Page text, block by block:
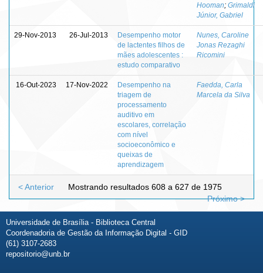
Hooman; Grimaldi
Júnior, Gabriel
29-Nov-2013 26-Jul-2013
Desempenho motor
de lactentes filhos de
mães adolescentes :
estudo comparativo
Nunes, Caroline
Jonas Rezaghi
Ricomini
16-Out-2023 17-Nov-2022
Desempenho na
triagem de
processamento
auditivo em
escolares, correlação
com nível
socioeconômico e
queixas de
aprendizagem
Faedda, Carla
Marcela da Silva
Mostrando resultados 608 a 627 de 1975
< Anterior
Próximo >
Universidade de Brasília - Biblioteca Central
Coordenadoria de Gestão da Informação Digital - GID
(61) 3107-2683
repositorio@unb.br